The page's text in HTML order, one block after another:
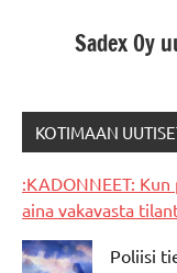
Sadex Oy
KOTIMAAN
:KADONNEET:
aina vakavasta
Poliisi